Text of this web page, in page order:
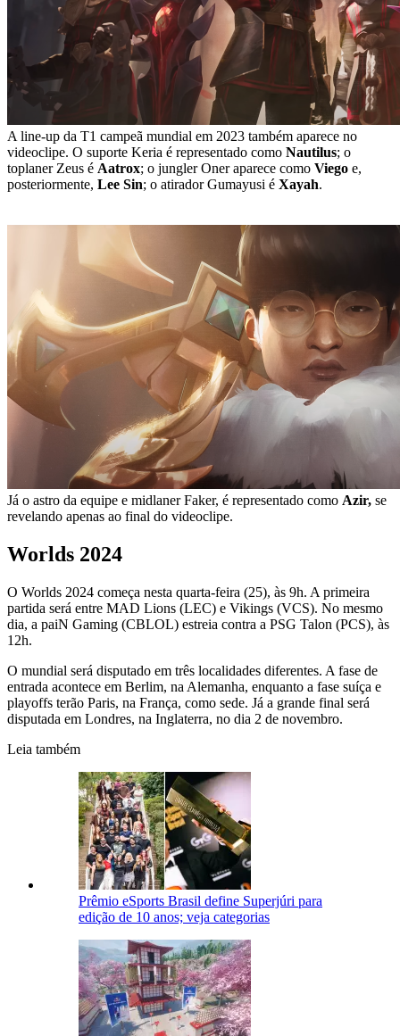
A line-up da T1 campeã mundial em 2023 também aparece no
videoclipe. O suporte Keria é representado como Nautilus; o
toplaner Zeus é Aatrox; o jungler Oner aparece como Viego e,
posteriormente, Lee Sin; o atirador Gumayusi é Xayah.
Já o astro da equipe e midlaner Faker, é representado como Azir, se
revelando apenas ao final do videoclipe.
Worlds 2024
O Worlds 2024 começa nesta quarta-feira (25), às 9h. A primeira
partida será entre MAD Lions (LEC) e Vikings (VCS). No mesmo
dia, a paiN Gaming (CBLOL) estreia contra a PSG Talon (PCS), às
12h.
O mundial será disputado em três localidades diferentes. A fase de
entrada acontece em Berlim, na Alemanha, enquanto a fase suíça e
playoffs terão Paris, na França, como sede. Já a grande final será
disputada em Londres, na Inglaterra, no dia 2 de novembro.
Leia também
Prêmio eSports Brasil define Superjúri para
edição de 10 anos; veja categorias